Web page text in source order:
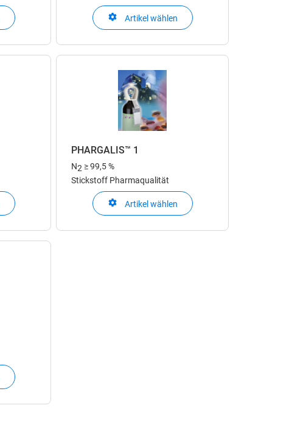
Artikel wählen
PHARGALIS™ 1
N2 ≥ 99,5 %
Stickstoff Pharmaqualität
Artikel wählen